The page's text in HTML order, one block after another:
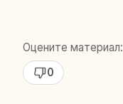
Оцените материал:
0